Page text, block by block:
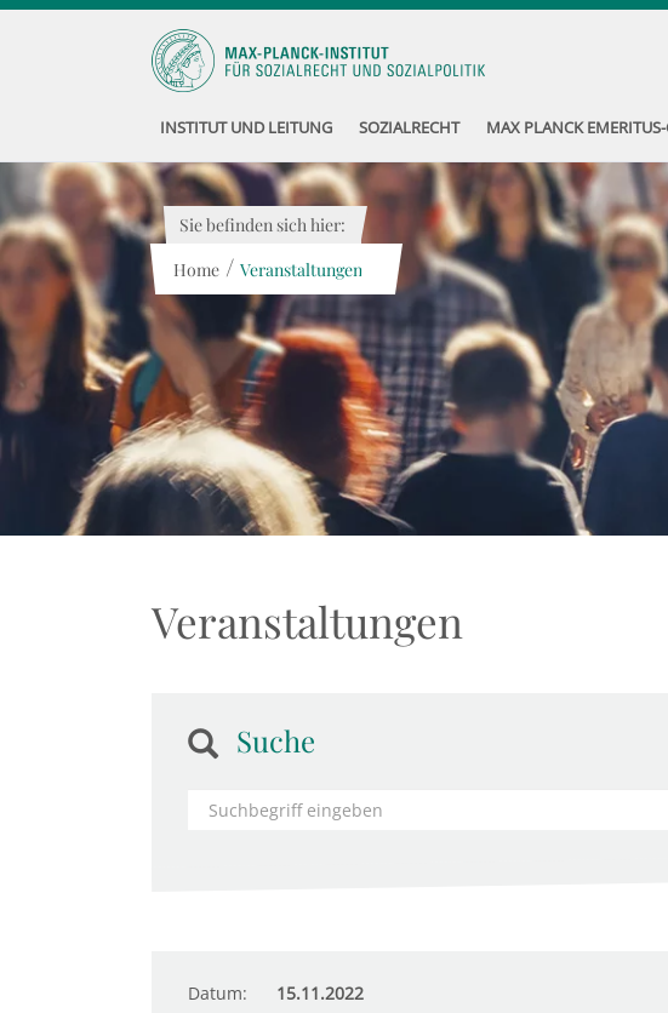
INSTITUT UND LEITUNG SOZIALRECHT MAX PLANCK
Sie befinden sich hier:
Home / Veranstaltungen
Veranstaltungen
Suche
Datum: 15.11.2022